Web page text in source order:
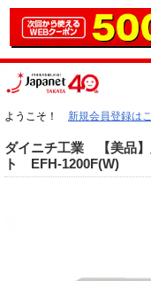
ようこそ！ 新規会員登録は
ダイニチ工業 【美品
ト EFH-1200F(W)